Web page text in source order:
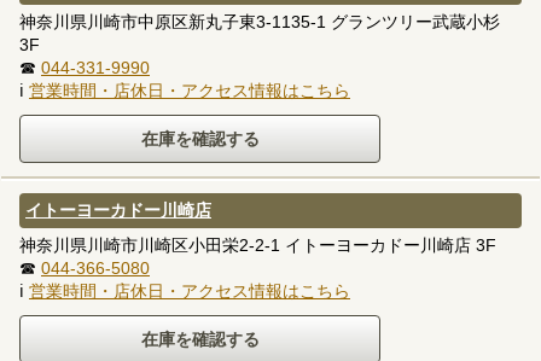
神奈川県川崎市中原区新丸子東3-1135-1 グランツリー武蔵小杉
3F
☎ 044-331-9990
ℹ 営業時間・店休日・アクセス情報はこちら
イトーヨーカドー川崎店
神奈川県川崎市川崎区小田栄2-2-1 イトーヨーカドー川崎店 3F
☎ 044-366-5080
ℹ 営業時間・店休日・アクセス情報はこちら